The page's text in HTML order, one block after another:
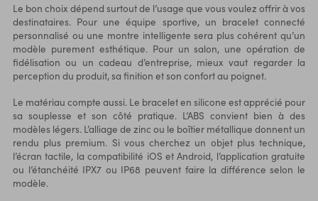
Le bon choix dépend surtout de l’usage que vous voulez offrir à vos
destinataires. Pour une équipe sportive, un bracelet connecté
personnalisé ou une montre intelligente sera plus cohérent qu’un
modèle purement esthétique. Pour un salon, une opération de
fidélisation ou un cadeau d’entreprise, mieux vaut regarder la
perception du produit, sa finition et son confort au poignet.
Le matériau compte aussi. Le bracelet en silicone est apprécié pour
sa souplesse et son côté pratique. L’ABS convient bien à des
modèles légers. L’alliage de zinc ou le boîtier métallique donnent un
rendu plus premium. Si vous cherchez un objet plus technique,
l’écran tactile, la compatibilité iOS et Android, l’application gratuite
ou l’étanchéité IPX7 ou IP68 peuvent faire la différence selon le
modèle.